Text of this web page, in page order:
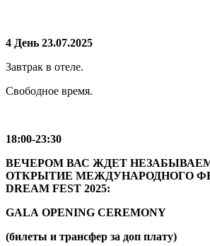
4 День 23.07.2025
Завтрак в отеле.
Свободное время.
18:00-23:30
ВЕЧЕРОМ ВАС ЖДЕТ
ОТКРЫТИЕ МЕЖДУНАРОДНОГО
DREAM FEST 2025:
GALA OPENING CEREMONY
(билеты и трансфер за доп плату)